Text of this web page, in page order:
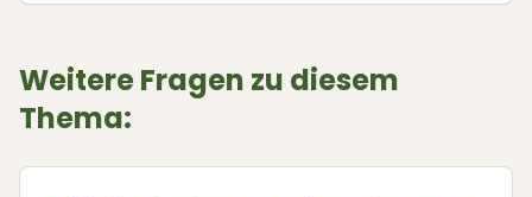
Weitere Fragen zu diesem
Thema: